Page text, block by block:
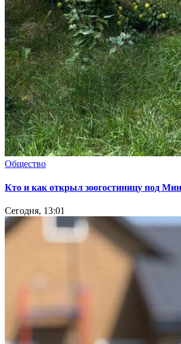
Общество
Кто и как открыл зоогостиницу под
Сегодня, 13:01